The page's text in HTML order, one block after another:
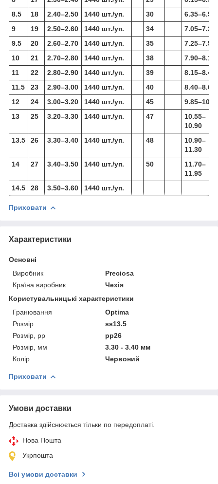
8.5
18 2.40–2.50 1440 шт./уп. 30
6.35–6.50
9
19 2.50–2.60 1440 шт./уп. 34
7.05–7.25
9.5
20 2.60–2.70 1440 шт./уп. 35
7.25–7.50
10
21 2.70–2.80 1440 шт./уп. 38
7.90–8.15
11
22 2.80–2.90 1440 шт./уп. 39
8.15–8.40
11.5
23 2.90–3.00 1440 шт./уп. 40
8.40–8.65
12
24 3.00–3.20 1440 шт./уп. 45
13
25 3.20–3.30 1440 шт./уп. 47
10.55–
10.90
13.5
26 3.30–3.40 1440 шт./уп. 48
10.90–
11.30
14
27 3.40–3.50 1440 шт./уп. 50
11.70–
11.95
14.5
28 3.50–3.60 1440 шт./уп.
Приховати
Характеристики
Основні
Виробник
Preciosa
Країна виробник
Чехія
Користувальницькі характеристики
Гранювання
Optima
Розмір
ss13.5
Розмір, pp
pp26
Розмір, мм
3.30 - 3.40 мм
Колір
Червоний
Приховати
Умови доставки
Доставка здійснюється тільки по передоплаті.
Нова Пошта
Укрпошта
Всі умови доставки